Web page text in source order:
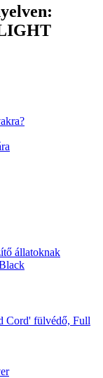
állatoknak
Cord' fülvédő, Full